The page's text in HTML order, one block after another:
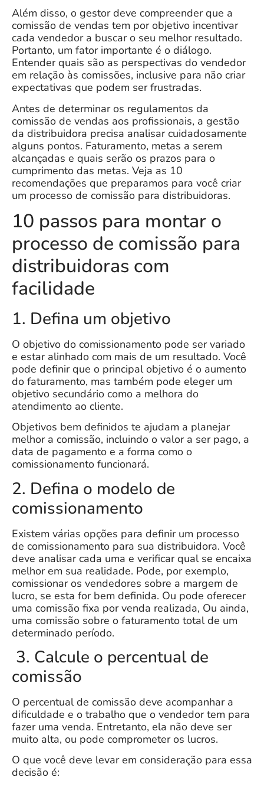
Além disso, o gestor deve compreender que a
comissão de vendas tem por objetivo incentivar
cada vendedor a buscar o seu melhor resultado.
Portanto, um fator importante é o diálogo.
Entender quais são as perspectivas do vendedor
em relação às comissões, inclusive para não criar
expectativas que podem ser frustradas.
Antes de determinar os regulamentos da
comissão de vendas aos profissionais, a gestão
da distribuidora precisa analisar cuidadosamente
alguns pontos. Faturamento, metas a serem
alcançadas e quais serão os prazos para o
cumprimento das metas. Veja as 10
recomendações que preparamos para você criar
um processo de comissão para distribuidoras.
10 passos para montar o
processo de comissão para
distribuidoras com
facilidade
1. Defina um objetivo
O objetivo do comissionamento pode ser variado
e estar alinhado com mais de um resultado. Você
pode definir que o principal objetivo é o aumento
do faturamento, mas também pode eleger um
objetivo secundário como a melhora do
atendimento ao cliente.
Objetivos bem definidos te ajudam a planejar
melhor a comissão, incluindo o valor a ser pago, a
data de pagamento e a forma como o
comissionamento funcionará.
2. Defina o modelo de
comissionamento
Existem várias opções para definir um processo
de comissionamento para sua distribuidora. Você
deve analisar cada uma e verificar qual se encaixa
melhor em sua realidade. Pode, por exemplo,
comissionar os vendedores sobre a margem de
lucro, se esta for bem definida. Ou pode oferecer
uma comissão fixa por venda realizada, Ou ainda,
uma comissão sobre o faturamento totalde um
determinado período.
3. Calcule o percentual de
comissão
O percentual de comissão deve acompanhar a
dificuldade e o trabalho que o vendedor tem para
fazer uma venda. Entretanto, ela não deve ser
muito alta, ou pode comprometer os lucros.
O que você deve levar em consideração para essa
decisão é: